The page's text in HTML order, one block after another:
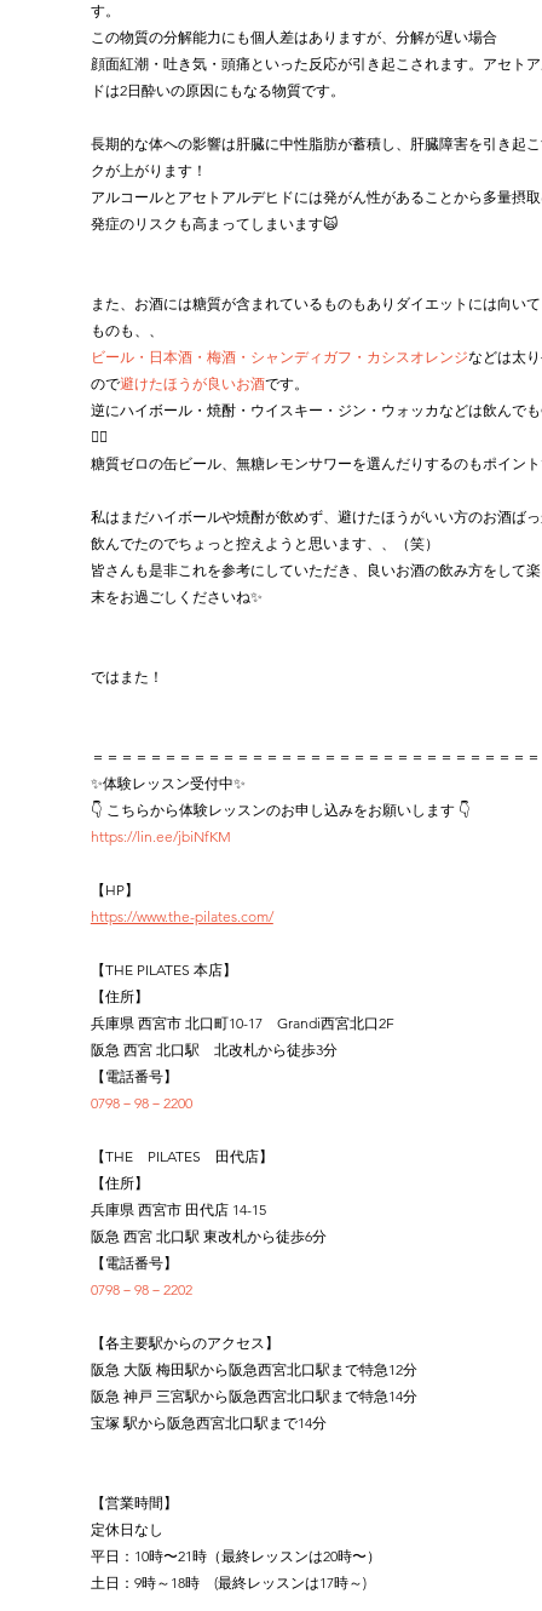
す。
この物質の分解能力にも個人差はありますが、分解が遅い場合
顔面紅潮・吐き気・頭痛といった反応が引き起こされます。アセト
ドは2日酔いの原因にもなる物質です。
長期的な体への影響は肝臓に中性脂肪が蓄積し、肝臓障害を引き起
クが上がります！
アルコールとアセトアルデヒドには発がん性があることから多量摂
発症のリスクも高まってしまいます🙀
また、お酒には糖質が含まれているものもありダイエットには向い
ものも、、
ビール・日本酒・梅酒・シャンディガフ・カシスオレンジなどは太
ので避けたほうが良いお酒です。
逆にハイボール・焼酎・ウイスキー・ジン・ウォッカなどは飲んで
🙆‍♀️
糖質ゼロの缶ビール、無糖レモンサワーを選んだりするのもポイン
私はまだハイボールや焼酎が飲めず、避けたほうがいい方のお酒ば
飲んでたのでちょっと控えようと思います、、（笑）
皆さんも是非これを参考にしていただき、良いお酒の飲み方をして
末をお過ごしくださいね✨
ではまた！
＝＝＝＝＝＝＝＝＝＝＝＝＝＝＝＝＝＝＝＝＝＝＝＝＝＝＝＝＝＝
✨体験レッスン受付中✨
👇 こちらから体験レッスンのお申し込みをお願いします 👇
https://lin.ee/jbiNfKM
【HP】
https://www.the-pilates.com/
【THE PILATES 本店】
【住所】
兵庫県 西宮市 北口町10-17　Grandi西宮北口2F
阪急 西宮 北口駅　北改札から徒歩3分
【電話番号】
0798－98－2200
【THE　PILATES　田代店】
【住所】
兵庫県 西宮市 田代店 14-15
阪急 西宮 北口駅 東改札から徒歩6分
【電話番号】
0798－98－2202
【各主要駅からのアクセス】
阪急 大阪 梅田駅から阪急西宮北口駅まで特急12分
阪急 神戸 三宮駅から阪急西宮北口駅まで特急14分
宝塚 駅から阪急西宮北口駅まで14分
【営業時間】
定休日なし
平日：10時〜21時（最終レッスンは20時〜）
土日：9時～18時　(最終レッスンは17時～)